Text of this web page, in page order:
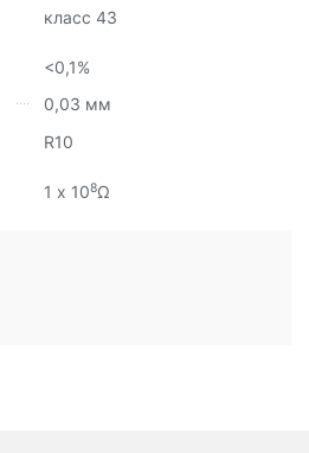
класс 43
<0,1%
0,03 мм
R10
1 х 108Ω